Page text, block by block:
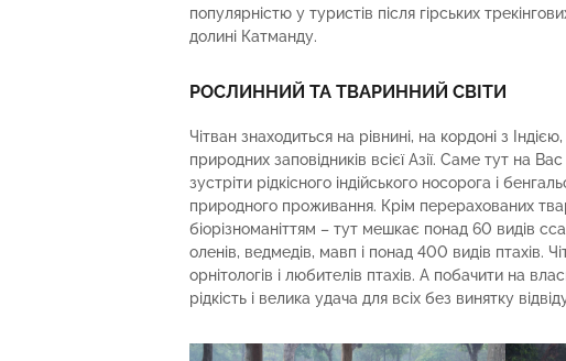
популярністю у туристів після гірських
долині Катманду.
РОСЛИННИЙ ТА ТВАРИННИЙ СВІТИ
Чітван знаходиться на рівнині, на кордоні з
природних заповідників всієї Азії. Саме тут на
зустріти рідкісного індійського носорога і
природного проживання. Крім перерахованих
біорізноманіттям – тут мешкає понад 60 видів
оленів, ведмедів, мавп і понад 400 видів птахів.
орнітологів і любителів птахів. А побачити на
рідкість і велика удача для всіх без винятку